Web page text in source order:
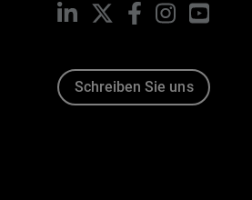
LinkedIn FacebookInstagram
Schreiben Sie uns